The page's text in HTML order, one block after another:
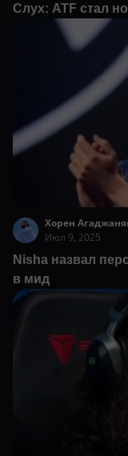
Слух: ATF стал
Хорен
Июл 9, 2025
Nisha назвал
в мид